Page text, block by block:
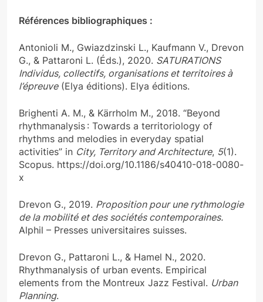
Références bibliographiques :
Antonioli M., Gwiazdzinski L., Kaufmann V., Drevon
G., & Pattaroni L. (Éds.), 2020. SATURATIONS
Individus, collectifs, organisations et territoires à
l’épreuve(Elya éditions). Elya éditions.
Brighenti A. M., & Kärrholm M., 2018. “Beyond
rhythmanalysis : Towards a territoriology of
rhythms and melodies in everyday spatial
activities” in City, Territory and Architecture, 5(1).
Scopus. https://doi.org/10.1186/s40410-018-0080-
x
Drevon G., 2019. Proposition pour une rythmologie
de la mobilité et des sociétés contemporaines.
Alphil – Presses universitaires suisses.
Drevon G., Pattaroni L., & Hamel N., 2020.
Rhythmanalysis of urban events. Empirical
elements from the Montreux Jazz Festival. Urban
Planning.